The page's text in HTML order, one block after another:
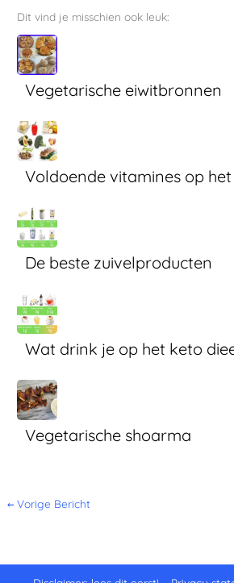
Dit vind je misschien ook leuk:
Vegetarische eiwitbronnen
Voldoende vitamines op
De beste zuivelproducten
Wat drink je op het keto
Vegetarische shoarma
← Vorige Bericht